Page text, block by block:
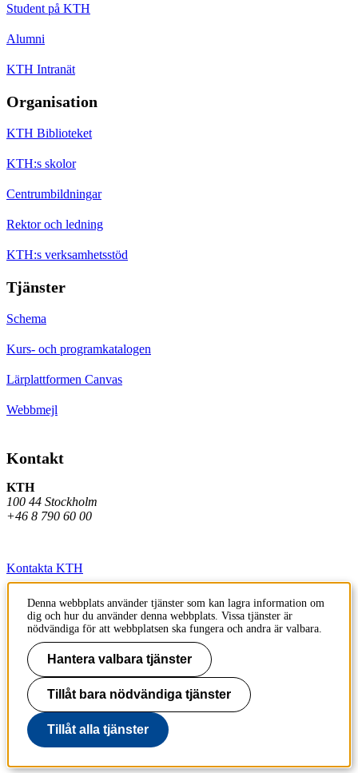
Student på KTH
Alumni
KTH Intranät
Organisation
KTH Biblioteket
KTH:s skolor
Centrumbildningar
Rektor och ledning
KTH:s verksamhetsstöd
Tjänster
Schema
Kurs- och programkatalogen
Lärplattformen Canvas
Webbmejl
Kontakt
KTH
100 44 Stockholm
+46 8 790 60 00
Kontakta KTH
Jobba på KTH
Press och media
Faktura och betalning KTH
Om KTH:s webbplatser
Tillgänglighetsredogörelse
Denna webbplats använder tjänster som kan lagra information om
dig och hur du använder denna webbplats. Vissa tjänster är
nödvändiga för att webbplatsen ska fungera och andra är valbara.
Hantera valbara tjänster
Tillåt bara nödvändiga tjänster
Tillåt alla tjänster